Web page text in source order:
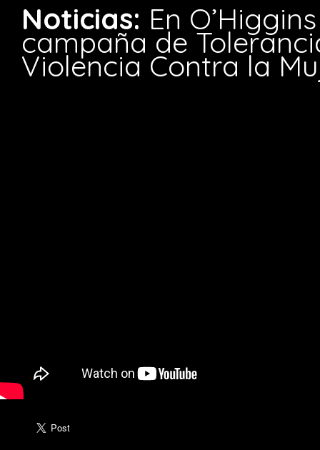
Noticias: En
campaña de
Violencia Contra la